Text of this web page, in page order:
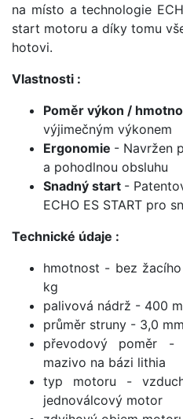
na místo a technologie
start motoru a díky tomu
hotovi.
Vlastnosti :
Poměr výkon /
výjimečným výkonem
Ergonomie - Navržen
a pohodlnou obsluhu
Snadný start -
ECHO ES START pro
Technické údaje :
hmotnost - bez
kg
palivová nádrž - 400
průměr struny - 3,0 mm
převodový poměr -
mazivo na bázi lithia
typ motoru -
jednoválcový motor